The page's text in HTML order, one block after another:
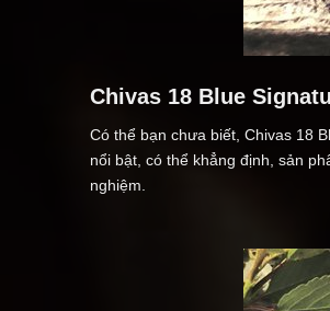
Chivas 18 Blue
Có thể bạn chưa biết, Chivas 18
nổi bật, có thể khẳng định, sản
nghiệm.